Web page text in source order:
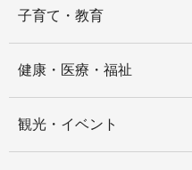
子育て・教育
健康・医療・福祉
観光・イベント